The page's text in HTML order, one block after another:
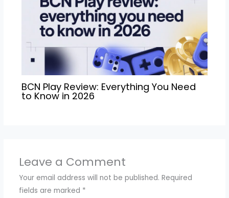
BCN Play Review: Everything You Need
to Know in 2026
Leave a Comment
Your email address will not be published. Required
fields are marked *